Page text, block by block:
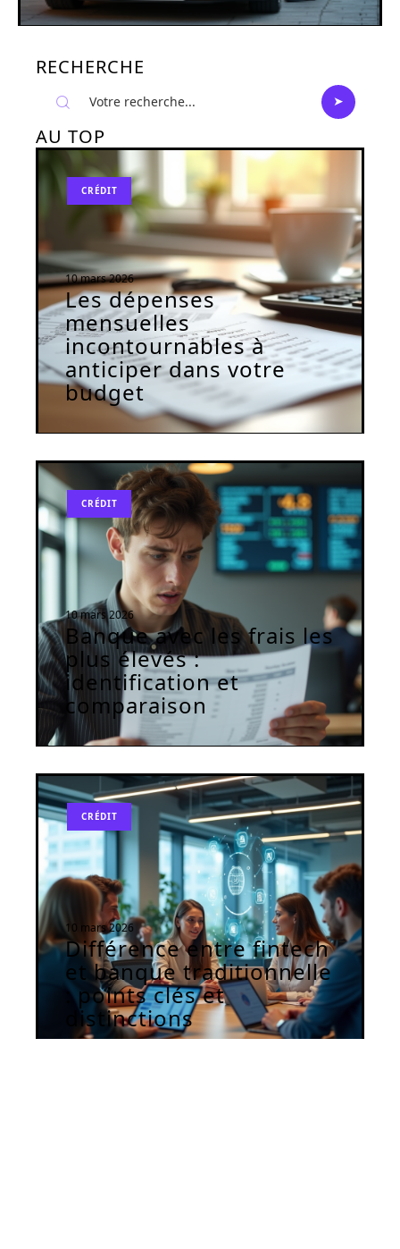
RECHERCHE
AU TOP
CRÉDIT
10 mars 2026
Les dépenses
mensuelles
incontournables à
anticiper dans votre
budget
CRÉDIT
10 mars 2026
Banque avec les frais les
plus élevés :
identification et
comparaison
CRÉDIT
10 mars 2026
Différence entre fintech
et banque traditionnelle
: points clés et
distinctions